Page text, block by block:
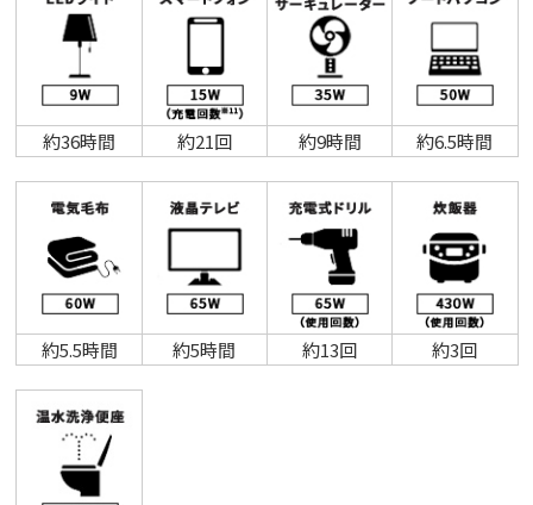
約36時間 約21回 約9時間 約6.5時間
約5.5時間 約5時間 約13回 約3回